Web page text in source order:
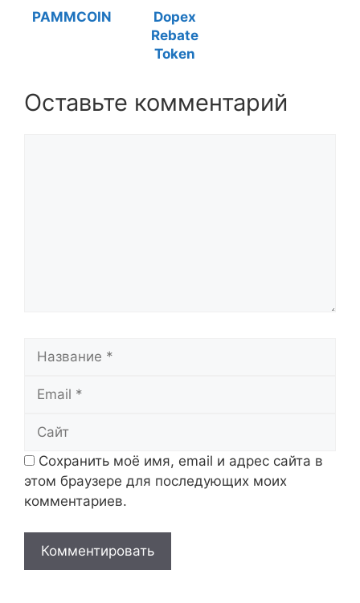
PAMMCOIN
Dopex
Rebate
Token
Оставьте комментарий
Название
Email
Сайт
Сохранить моё имя, email и адрес сайта в
этом браузере для последующих моих
комментариев.